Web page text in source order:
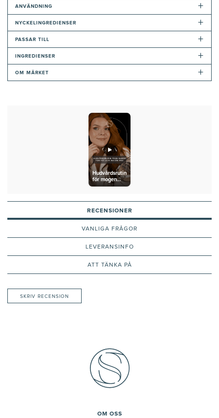
ANVÄNDNING +
NYCKELINGREDIENSER +
PASSAR TILL +
INGREDIENSER +
OM MÄRKET +
Hudvårdsrutin
för mogen
och fet hud
RECENSIONER
VANLIGA FRÅGOR
LEVERANSINFO
ATT TÄNKA PÅ
SKRIV RECENSION
OM OSS